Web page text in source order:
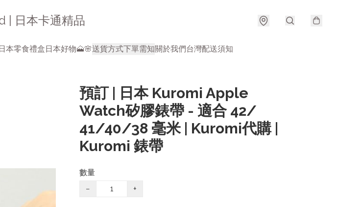
| 日本卡通精品
本零食禮盒日本好物🗻🌸送貨方式下單需知關於我們台灣配送須知
預訂 | 日本 Kuromi Apple
Watch矽膠錶帶 - 適合 42/
41/40/38 毫米 | Kuromi代購 |
Kuromi 錶帶
數量
−
+